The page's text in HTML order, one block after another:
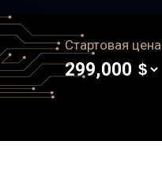
Стартовая цена
299,000